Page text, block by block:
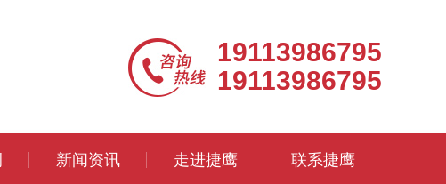
19113986795
19113986795
新闻资讯 走进捷鹰 联系捷鹰